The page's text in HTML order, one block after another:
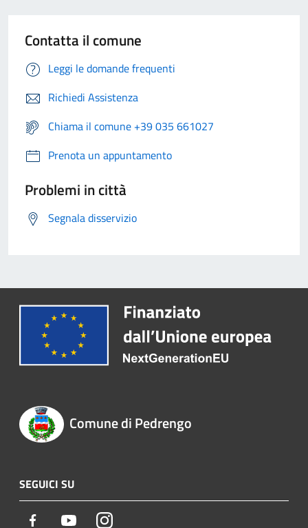
Contatta il comune
Leggi le domande frequenti
Richiedi Assistenza
Chiama il comune +39 035 661027
Prenota un appuntamento
Problemi in città
Segnala disservizio
Comune di Pedrengo
SEGUICI SU
Facebook YoutubeInstagram